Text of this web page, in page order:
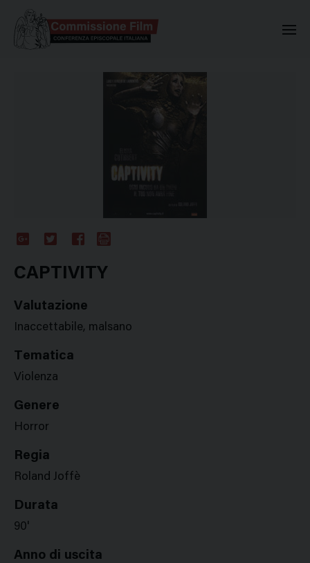
Plus
CAPTIVITY
Valutazione
Inaccettabile, malsano
Tematica
Violenza
Genere
Horror
Regia
Roland Joffè
Durata
90'
Anno di uscita